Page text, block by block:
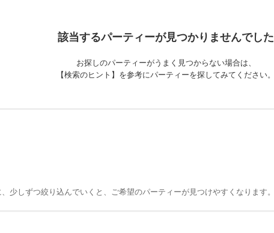
該当するパーティーが見つかりませんでした
お探しのパーティーがうまく見つからない場合は、
【検索のヒント】を参考にパーティーを探してみてください。
少しずつ絞り込んでいくと、ご希望のパーティーが見つけやすくなります。